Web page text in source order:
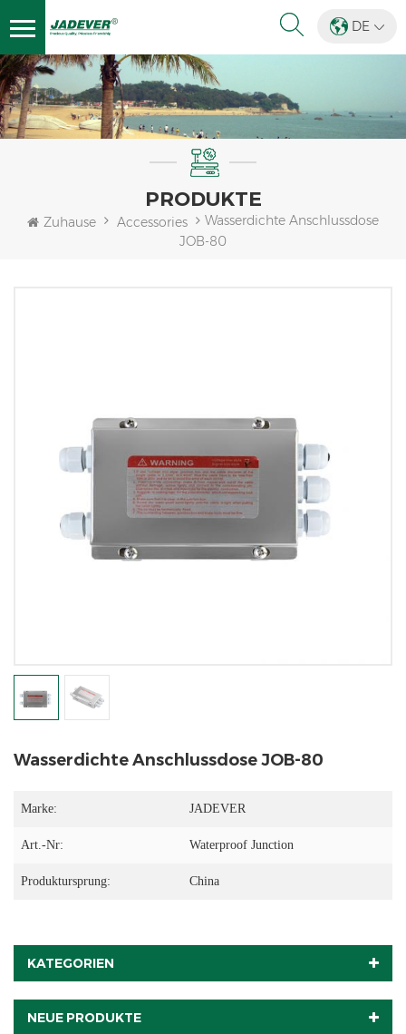
DE
PRODUKTE
Zuhause Accessories
Wasserdichte Anschlussdose
JOB-80
Wasserdichte Anschlussdose JOB-80
Marke: JADEVER
Art.-Nr: Waterproof Junction
Produktursprung: China
KATEGORIEN
NEUE PRODUKTE